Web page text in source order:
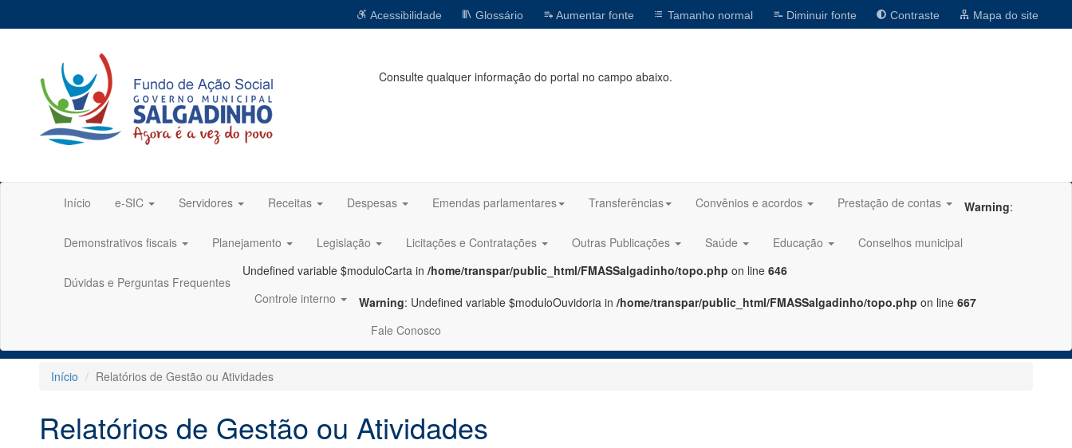
Acessibilidade Glossário Aumentar fonte Tamanho normal Diminuir fonte Contraste Mapa do site
Consulte qualquer informação do portal no campo abaixo.
Início e-SIC Servidores Receitas Despesas Emendas parlamentares Transferências Convênios e acordos Prestação de contas
Demonstrativos fiscais Planejamento Legislação Licitações e Contratações Outras Publicações Saúde Educação Conselhos municipal
Dúvidas e Perguntas Frequentes
Warning:
Undefined variable $moduloCarta in /home/transpar/public_html/FMASSalgadinho/topo.php on line 646
Controle interno
Warning: Undefined variable $moduloOuvidoria in /home/transpar/public_html/FMASSalgadinho/topo.php on line 667
Fale Conosco
Início Relatórios de Gestão ou Atividades
Relatórios de Gestão ou Atividades